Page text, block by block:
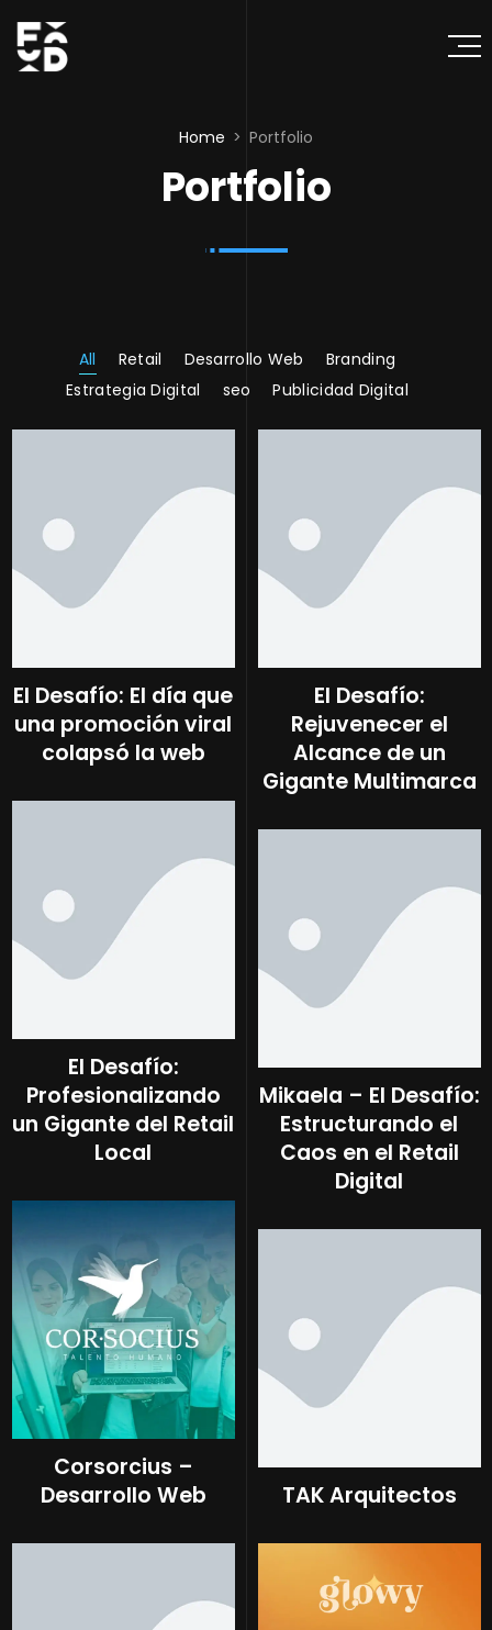
Home Portfolio
Portfolio
All Retail Desarrollo Web
Branding
Estrategia Digital
seo Publicidad Digital
El Desafío: El día que
una promoción viral
colapsó la web
El Desafío:
Rejuvenecer el
Alcance de un
Gigante Multimarca
El Desafío:
Profesionalizando
un Gigante del Retail
Local
Mikaela – El Desafío:
Estructurando el
Caos en el Retail
Digital
Corsorcius –
Desarrollo Web
TAK Arquitectos